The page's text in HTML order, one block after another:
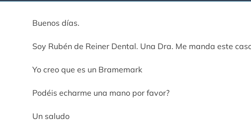
Buenos días.
Soy Rubén de Reiner Dental. Una Dra. Me manda este
Yo creo que es un Bramemark
Podéis echarme una mano por favor?
Un saludo